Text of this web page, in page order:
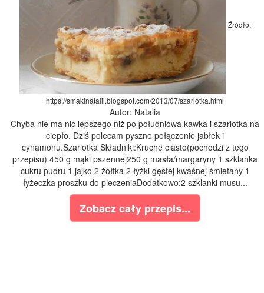
Źródło:
https://smakinatalii.blogspot.com/2013/07/szarlotka.html
Autor: Natalia
Chyba nie ma nic lepszego niż po południowa kawka i szarlotka na
ciepło. Dziś polecam pyszne połączenie jabłek i
cynamonu.Szarlotka Składniki:Kruche ciasto(pochodzi z tego
przepisu) 450 g mąki pszennej250 g masła/margaryny 1 szklanka
cukru pudru 1 jajko 2 żółtka 2 łyżki gęstej kwaśnej śmietany 1
łyżeczka proszku do pieczeniaDodatkowo:2 szklanki musu...
Zobacz cały przepis...